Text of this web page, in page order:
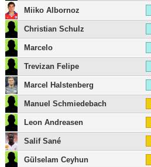
Miiko Albornoz
Christian Schulz
Marcelo
Trevizan Felipe
Marcel Halstenberg
Manuel Schmiedebach
Leon Andreasen
Salif Sané
Gülselam Ceyhun